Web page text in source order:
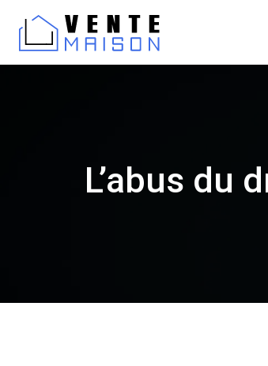
L’abus du